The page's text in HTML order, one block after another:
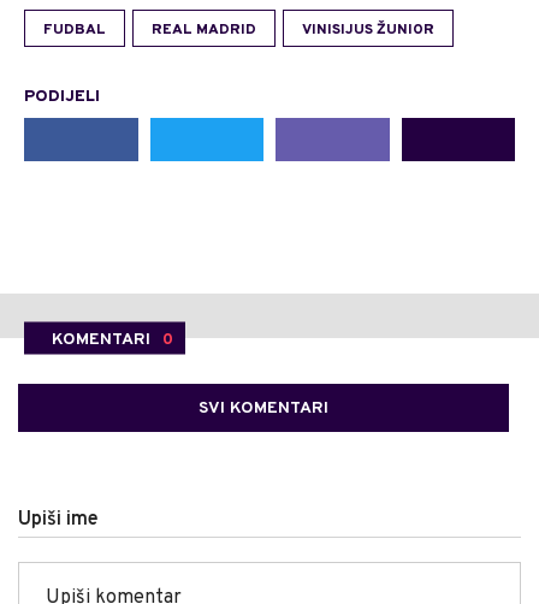
FUDBAL REAL MADRID VINISIJUS ŽUNIOR
PODIJELI
KOMENTARI 0
SVI KOMENTARI
Upiši ime